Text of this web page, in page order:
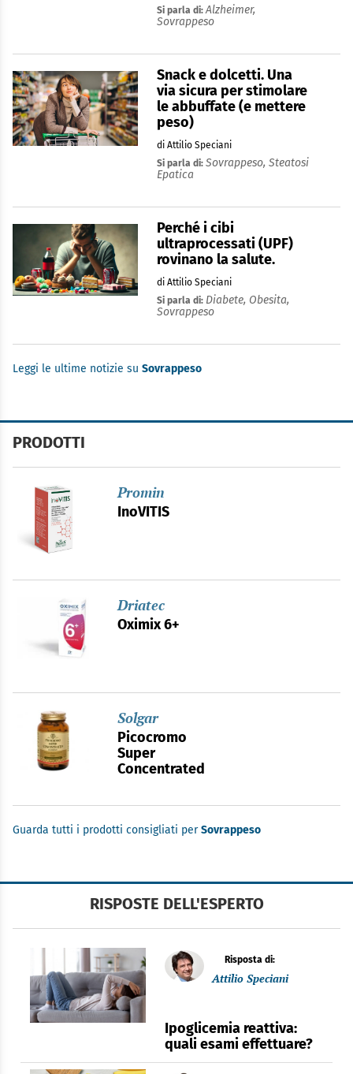
Si parla di:Alzheimer,
Sovrappeso
Snack e dolcetti. Una
via sicura per stimolare
le abbuffate (e mettere
peso)
di Attilio Speciani
Si parla di:Sovrappeso,Steatosi
Epatica
Perché i cibi
ultraprocessati (UPF)
rovinano la salute.
di Attilio Speciani
Si parla di: Diabete, Obesita,
Sovrappeso
Leggi le ultime notizie su Sovrappeso
PRODOTTI
Promin
InoVITIS
Driatec
Oximix 6+
Solgar
Picocromo
Super
Concentrated
Guarda tutti i prodotti consigliati perSovrappeso
RISPOSTE DELL'ESPERTO
Risposta di:
Attilio Speciani
Ipoglicemia reattiva:
quali esami effettuare?